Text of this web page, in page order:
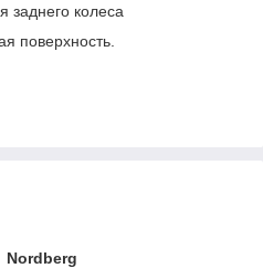
заднего колеса
поверхность.
Nordberg